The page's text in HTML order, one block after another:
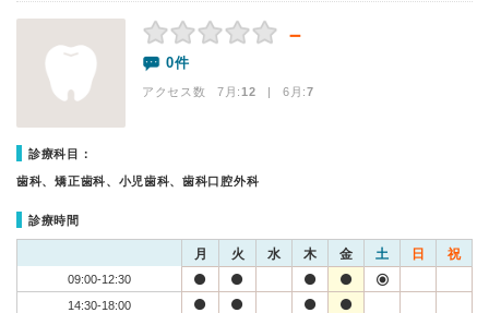
－
0件
アクセス数 7月:12 | 6月:7
診療科目：
歯科、矯正歯科、小児歯科、歯科口腔外科
診療時間
月 火 水 木 金 土 日 祝
09:00-12:30
14:30-18:00